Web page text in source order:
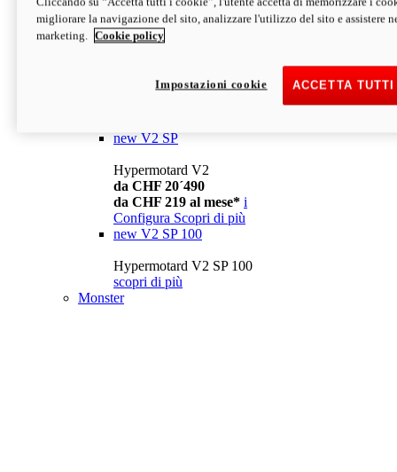
da CHF 13´990
Configura Scopri di più
newV2
da CHF 15´990
new V2 SP
Hypermotard V2
da CHF 20´490
da CHF 219 al mese* i
Configura Scopri di più
new V2 SP 100
Hypermotard V2 SP 100
scopri di più
Monster
migliorare la navigazione del sito, analizzare l'utilizzo del sito e assistere
marketing.
Cookie policy
ACCETTA
Impostazioni cookie